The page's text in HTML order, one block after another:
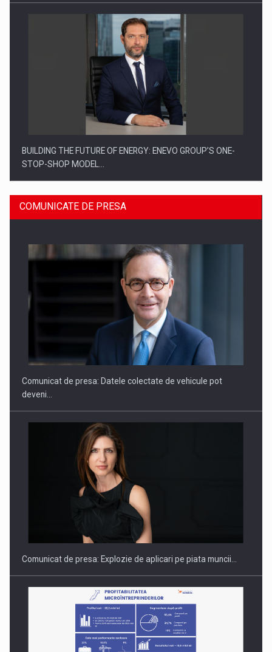
BUILDING THE FUTURE OF ENERGY: ENEVO GROUP’S ONE-
STOP-SHOP MODEL…
ROOTED IN ROMANIA, BUILT TO DELIVER TECHNOLOGY FOR
PUTTING ROMANIAN CORPORATE COMPANIES ON THE
INTERNATIONAL BUSINESS SCENE
COMUNICATE DE PRESA
Comunicat de presa: Datele colectate de vehicule pot
deveni…
Comunicat de presa: Explozie de aplicari pe piata muncii…